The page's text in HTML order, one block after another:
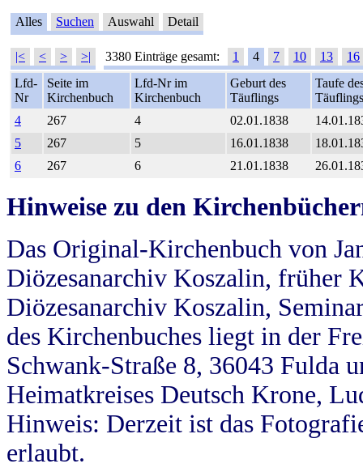
Alles Suchen Auswahl Detail
|< < > >| 3380 Einträge gesamt: 1 4 7 10 13
16
Lfd-
Nr
Seite im
Kirchenbuch
Lfd-Nr im
Kirchenbuch
Geburt des
Täuflings
Taufe
Täuflings
4
267 4 02.01.1838
5
267 5 16.01.1838
6
267 6 21.01.1838
Hinweise zu den
Das Original-Kirchenbuch von
Diözesanarchiv Koszalin, früher
Diözesanarchiv Koszalin,
des Kirchenbuches liegt in der
Schwank-Straße 8, 36043 Fulda
Heimatkreises Deutsch Krone,
Hinweis: Derzeit ist das
erlaubt.